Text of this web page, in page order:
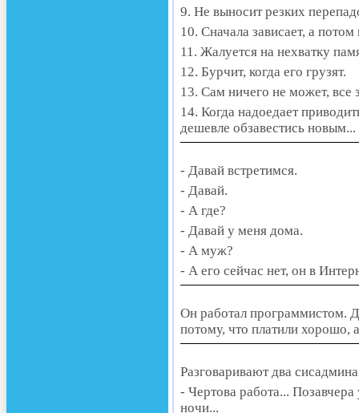
9. Не выносит резких
10. Сначала зависает, а
11. Жалуется на нехватку
12. Бурчит, когда его грузят.
13. Сам ничего не может, все
14. Когда надоедает
дешевле обзавестись новым...
- Давай встретимся.
- Давай.
- А где?
- Давай у меня дома.
- А муж?
- А его сейчас нет, он в
Он работал программистом.
потому, что платили хорошо,
Разговаривают два
- Чертова работа...
ночи...